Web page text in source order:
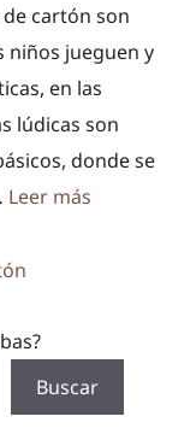
cartón son
niños jueguen y
en las
lúdicas son
donde se
Leer más
Buscar